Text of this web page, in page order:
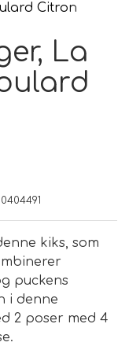
Citron
La
kiks, som
puckens
i denne
2 poser med 4